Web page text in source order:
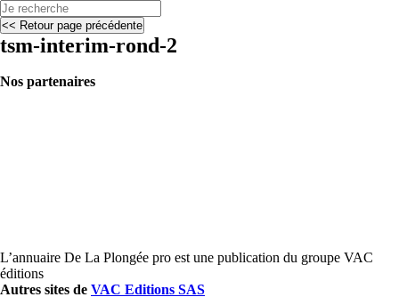
tsm-interim-rond-2
Nos partenaires
L’annuaire De La Plongée pro est une publication du groupe VAC
éditions
Autres sites de VAC Editions SAS